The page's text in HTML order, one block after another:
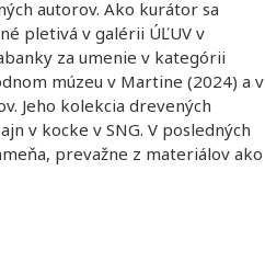
autorov. Ako kurátor sa
pletivá v galérii ÚĽUV v
za umenie v kategórii
múzeu v Martine (2024) a v
Jeho kolekcia drevených
v kocke v SNG. V posledných
prevažne z materiálov ako